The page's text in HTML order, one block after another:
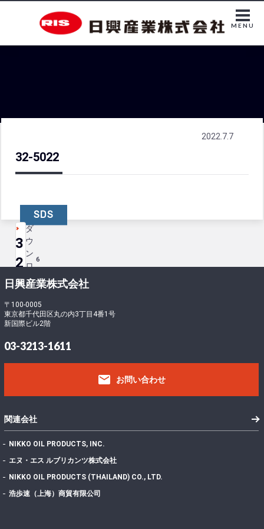
MENU
32-5022
2022.7.7
SDS
ダ
ウ
ン
ロ
ー
ド
6
フ
ァ
イ
ル
サ
イ
403.29 KB
イ
数
稿
日
2022年7月7日
最
3
2
-
5
0
2
2
日興産業株式会社
〒100-0005
東京都千代田区丸の内3丁目4番1号
新国際ビル2階
03-3213-1611
email お問い合わせ
関連会社
NIKKO OIL PRODUCTS, INC.
エヌ・エス ルブリカンツ株式会社
NIKKO OIL PRODUCTS (THAILAND) CO., LTD.
浩歩速（上海）商貿有限公司